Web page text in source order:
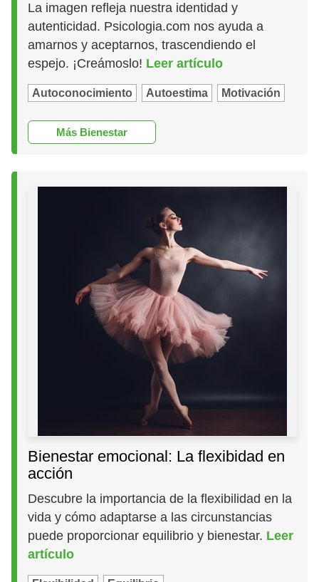
La imagen refleja nuestra identidad y
autenticidad. Psicologia.com nos ayuda a
amarnos y aceptarnos, trascendiendo el
espejo. ¡Creámoslo! Leer artículo
Autoconocimiento Autoestima Motivación
Más Bienestar
Bienestar emocional: La flexibidad en
acción
Descubre la importancia de la flexibilidad en la
vida y cómo adaptarse a las circunstancias
puede proporcionar equilibrio y bienestar. Leer
artículo